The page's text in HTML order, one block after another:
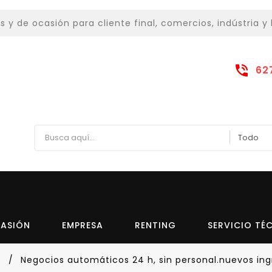
y de ocasión para cliente final, comercios, indústria y
EMPRESA RENTING SERVICIO
Negocios automáticos 24 h, sin personal.nuevos